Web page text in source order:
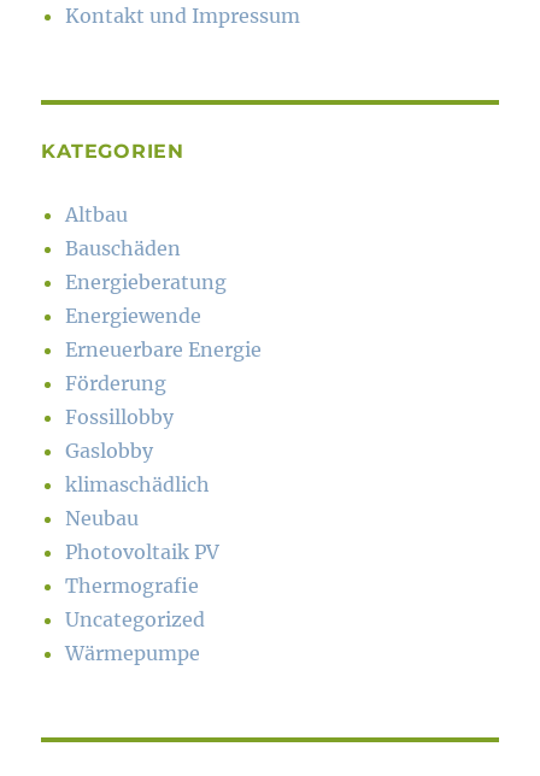
Kontakt und Impressum
KATEGORIEN
Altbau
Bauschäden
Energieberatung
Energiewende
Erneuerbare Energie
Förderung
Fossillobby
Gaslobby
klimaschädlich
Neubau
Photovoltaik PV
Thermografie
Uncategorized
Wärmepumpe